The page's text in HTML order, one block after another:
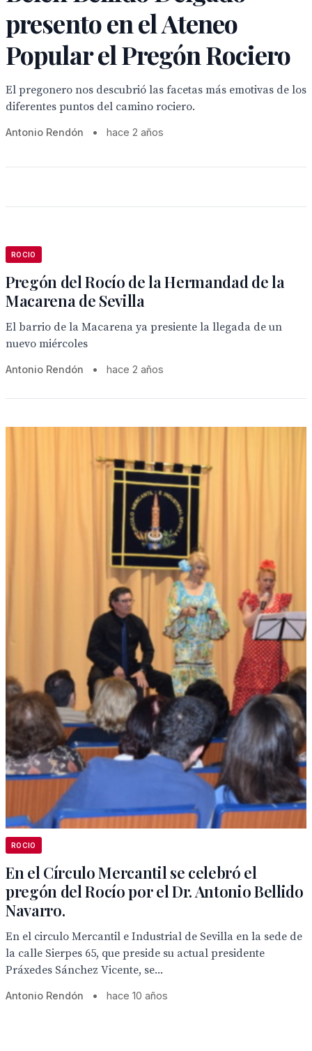
presento en el Ateneo
Popular el Pregón Rociero
El pregonero nos descubrió las facetas más emotivas de los
diferentes puntos del camino rociero.
Antonio Rendón • hace 2 años
ROCIO
Pregón del Rocío de la Hermandad de la
Macarena de Sevilla
El barrio de la Macarena ya presiente la llegada de un
nuevo miércoles
Antonio Rendón • hace 2 años
ROCIO
En el Círculo Mercantil se celebró el
pregón del Rocío por el Dr. Antonio Bellido
Navarro.
En el circulo Mercantil e Industrial de Sevilla en la sede de
la calle Sierpes 65, que preside su actual presidente
Práxedes Sánchez Vicente, se...
Antonio Rendón • hace 10 años